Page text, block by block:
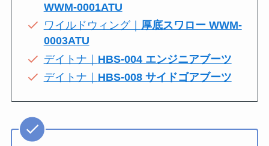
WWM-0001ATU
ワイルドウィング｜ 厚底スワロー WWM-
0003ATU
デイトナ｜ HBS-004 エンジニアブーツ
デイトナ｜ HBS-008 サイドゴアブーツ